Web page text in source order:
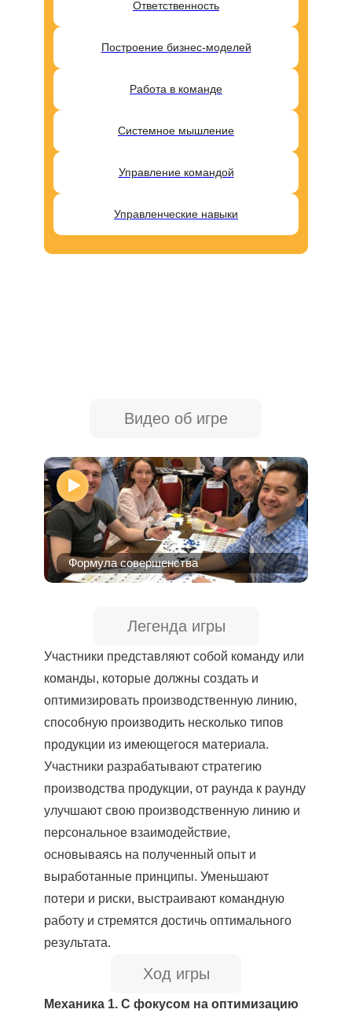
Ответственность
Построение бизнес-моделей
Работа в команде
Системное мышление
Управление командой
Управленческие навыки
Формула совершенства
Видео об игре
Легенда игры
Участники представляют собой команду или
команды, которые должны создать и
оптимизировать производственную линию,
способную производить несколько типов
продукции из имеющегося материала.
Участники разрабатывают стратегию
производства продукции, от раунда к раунду
улучшают свою производственную линию и
персональное взаимодействие,
основываясь на полученный опыт и
выработанные принципы. Уменьшают
потери и риски, выстраивают командную
работу и стремятся достичь оптимального
результата.
Ход игры
Механика 1. С фокусом на оптимизацию